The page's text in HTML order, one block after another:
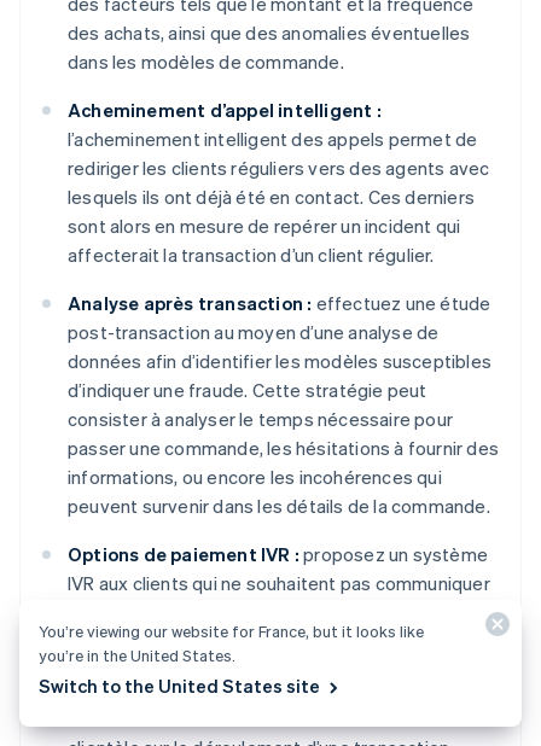
des achats, ainsi que des anomalies éventuelles
dans les modèles de commande.
Acheminement d’appel intelligent :
l’acheminement intelligent des appels permet de
rediriger les clients réguliers vers des agents avec
lesquels ils ont déjà été en contact. Ces derniers
sont alors en mesure de repérer un incident qui
affecterait la transaction d’un client régulier.
Analyse après transaction : effectuez une étude
post-transaction au moyen d’une analyse de
données afin d’identifier les modèles susceptibles
d’indiquer une fraude. Cette stratégie peut
consister à analyser le temps nécessaire pour
passer une commande, les hésitations à fournir des
informations, ou encore les incohérences qui
peuvent survenir dans les détails de la commande.
Options de paiement IVR : proposez un système
IVR aux clients qui ne souhaitent pas communiquer
agent commercial. Vous réduirez ainsi les erreurs
humaines et l’exposition des données.
You’re viewing our website for France, but it looks like
you’re in the United States.
Switch to the United States site